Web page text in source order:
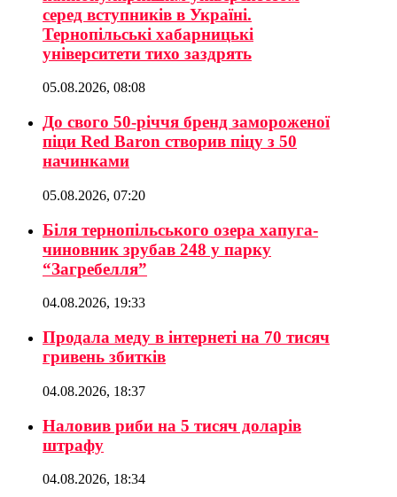
серед вступників в Україні.
Тернопільські хабарницькі
університети тихо заздрять
05.08.2026, 08:08
До свого 50-річчя бренд замороженої
піци Red Baron створив піцу з 50
начинками
05.08.2026, 07:20
Біля тернопільського озера хапуга-
чиновник зрубав 248 у парку
“Загребелля”
04.08.2026, 19:33
Продала меду в інтернеті на 70 тисяч
гривень збитків
04.08.2026, 18:37
Наловив риби на 5 тисяч доларів
штрафу
04.08.2026, 18:34